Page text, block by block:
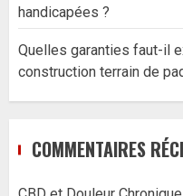
handicapées ?
Quelles garanties faut-il
construction terrain de
COMMENTAIRES